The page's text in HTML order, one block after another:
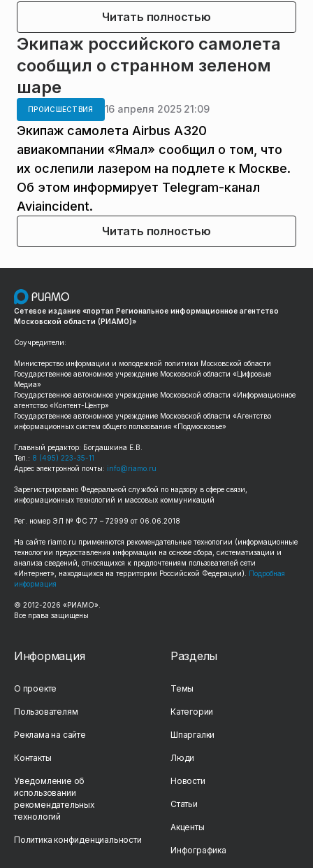
Читать полностью
Экипаж российского самолета
сообщил о странном зеленом
шаре
ПРОИСШЕСТВИЯ 16 апреля 2025 21:09
Экипаж самолета Airbus A320
авиакомпании «Ямал» сообщил о том, что
их ослепили лазером на подлете к Москве.
Об этом информирует Telegram-канал
Aviaincident.
Читать полностью
Сетевое издание «портал Региональное информационное агентство
Московской области (РИАМО)»
Соучредители:
Министерство информации и молодежной политики Московской области
Государственное автономное учреждение Московской области «Цифровые
Медиа»
Государственное автономное учреждение Московской области «Информационное
агентство «Контент-Центр»
Государственное автономное учреждение Московской области «Агентство
информационных систем общего пользования «Подмосковье»
Главный редактор: Богдашкина Е.В.
Тел.: 8 (495) 223-35-11
Адрес электронной почты: info@riamo.ru
Зарегистрировано Федеральной службой по надзору в сфере связи,
информационных технологий и массовых коммуникаций
Рег. номер ЭЛ № ФС 77 – 72999 от 06.06.2018
На сайте riamo.ru применяются рекомендательные технологии (информационные
технологии предоставления информации на основе сбора, систематизации и
анализа сведений, относящихся к предпочтениям пользователей сети
«Интернет», находящихся на территории Российской Федерации). Подробная
информация
© 2012-2026 «РИАМО».
Все права защищены
Информация
О проекте
Пользователям
Реклама на сайте
Контакты
Уведомление об
использовании
рекомендательных
технологий
Политика конфиденциальности
Разделы
Темы
Категории
Шпаргалки
Люди
Новости
Статьи
Акценты
Инфографика